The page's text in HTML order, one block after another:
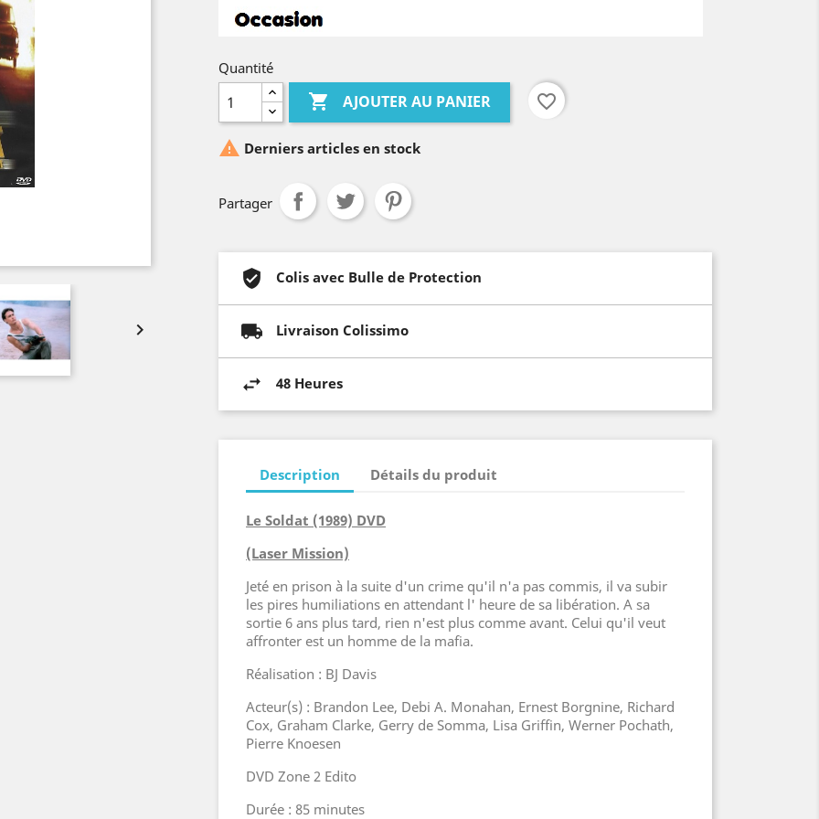

Quantité
 AJOUTER AU PANIER favorite_border
 Derniers articles en stock
Partager
Colis avec Bulle de Protection
Livraison Colissimo
48 Heures
Description Détails du produit
Le Soldat (1989) DVD
(Laser Mission)
Jeté en prison à la suite d'un crime qu'il n'a pas commis, il va subir
les pires humiliations en attendant l' heure de sa libération. A sa
sortie 6 ans plus tard, rien n'est plus comme avant. Celui qu'il veut
affronter est un homme de la mafia.
Réalisation : BJ Davis
Acteur(s) : Brandon Lee, Debi A. Monahan, Ernest Borgnine, Richard
Cox, Graham Clarke, Gerry de Somma, Lisa Griffin, Werner Pochath,
Pierre Knoesen
DVD Zone 2 Edito
Durée : 85 minutes